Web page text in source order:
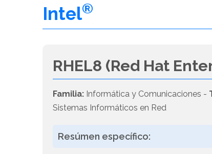
Intel®
RHEL8 (Red Hat
Familia: Informática y Comunicaciones -
Sistemas Informáticos en Red
Resúmen específico: